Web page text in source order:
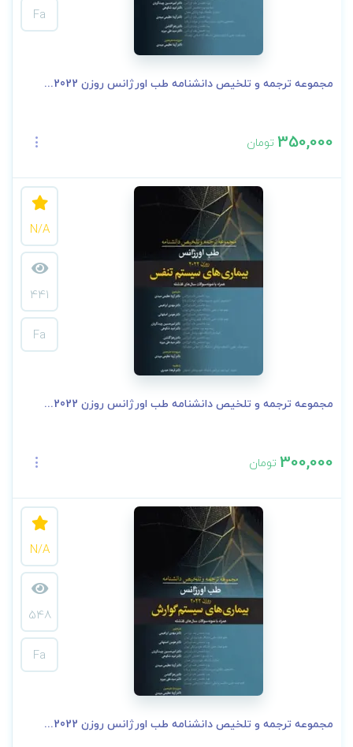
Fa
مجموعه ترجمه و تلخیص دانشنامه طب اورژانس روزن 2022...
350,000تومان
N/A
441
Fa
مجموعه ترجمه و تلخیص دانشنامه طب اورژانس روزن 2022...
300,000تومان
N/A
548
Fa
مجموعه ترجمه و تلخیص دانشنامه طب اورژانس روزن 2022...